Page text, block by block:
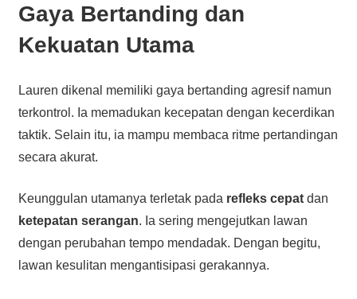
Gaya Bertanding dan
Kekuatan Utama
Lauren dikenal memiliki gaya bertanding agresif namun
terkontrol. Ia memadukan kecepatan dengan kecerdikan
taktik. Selain itu, ia mampu membaca ritme pertandingan
secara akurat.
Keunggulan utamanya terletak pada refleks cepatdan
ketepatan serangan. Ia sering mengejutkan lawan
dengan perubahan tempo mendadak. Dengan begitu,
lawan kesulitan mengantisipasi gerakannya.